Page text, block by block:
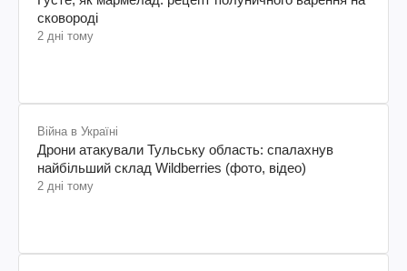
сковороді
2 дні тому
Війна в Україні
Дрони атакували Тульську область: спалахнув
найбільший склад Wildberries (фото, відео)
2 дні тому